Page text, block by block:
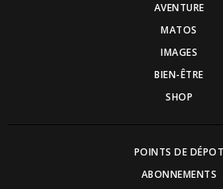
AVENTURE
MATOS
IMAGES
BIEN-ÊTRE
SHOP
POINTS DE DÉPOT
ABONNEMENTS